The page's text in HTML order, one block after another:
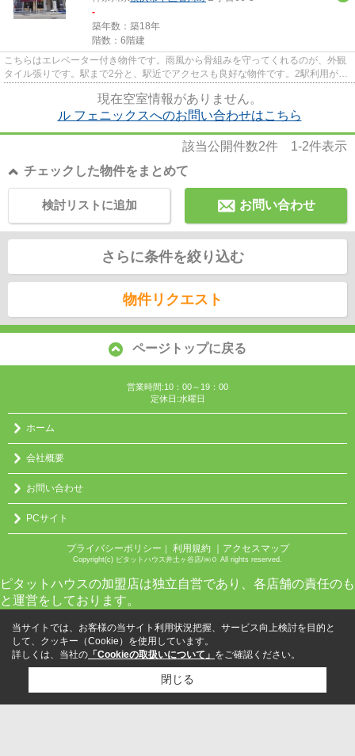
-
築年数：築18年
階数：6階建
こちらはエレベーター付き物件です。雨風から骨組みを守ってくれるのが、外観
タイル張りです。駅まで2分と、駅近でアクセスも良好な物件です。2駅利用がで
現在空室情報がありません。
ル フェニックスへのお問い合わせはこちら
該当公開件数2件 1-2件表示
チェックした物件をまとめて
お問い合わせ
検討リストに追加
さらに条件を絞り込む
物件リクエスト
ページトップに戻る
営業時間:10：00～19：00
定休日:水曜日
ホーム
会社概要
お問い合わせ
PCサイト
プライバシーポリシー ｜ 利用規約 ｜アクセスマップ
Copyright(c) ピタットハウス井土ヶ谷店/㈱０ All rights reserved.
ピタットハウスの加盟店は独立自営であり、各店舗の責任のも
と運営をしております。
当サイトでは、お客様の当サイト利用状況把握、サービス向上検討を目的と
して、クッキー（Cookie）を使用しています。
詳しくは、当社の 「Cookieの取扱いについて」 をご確認ください。
閉じる